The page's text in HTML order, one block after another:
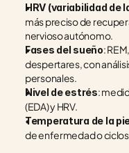
HRV (variabilidad de
más preciso de
nervioso autónomo.
Fases del sueño:
despertares, con
personales.
Nivel de estrés:
(EDA) y HRV.
Temperatura de la
de enfermedad o